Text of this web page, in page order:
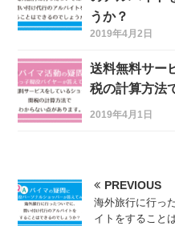
うか？
2019年4月2日
送料無料サー
税の計算方法
2019年4月1日
PREVIOUS
海外旅行に行っ
イトをすること